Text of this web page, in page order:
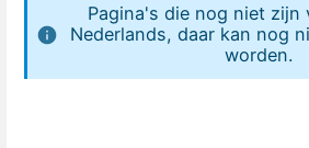
Pagina's die nog niet zijn
Nederlands, daar kan nog
worden.